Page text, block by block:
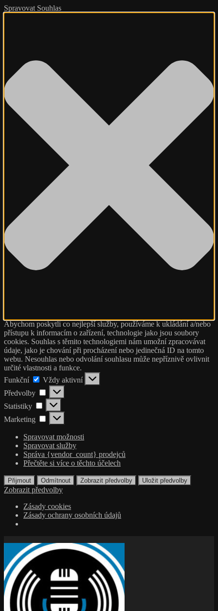
Spravovat Souhlas
Abychom poskytli co nejlepší služby, používáme k ukládání a/nebo
přístupu k informacím o zařízení, technologie jako jsou soubory
cookies. Souhlas s těmito technologiemi nám umožní zpracovávat
údaje, jako je chování při procházení nebo jedinečná ID na tomto
webu. Nesouhlas nebo odvolání souhlasu může nepříznivě ovlivnit
určité vlastnosti a funkce.
Funkční
Funkční
Vždy aktivní
Předvolby
Předvolby
Statistiky Statistiky
Marketing Marketing
Spravovat možnosti
Spravovat služby
Správa {vendor_count} prodejců
Přečtěte si více o těchto účelech
Přijmout Odmítnout Zobrazit předvolby Uložit předvolby
Zobrazit předvolby
Zásady cookies
Zásady ochrany osobních údajů
obsahu
webu